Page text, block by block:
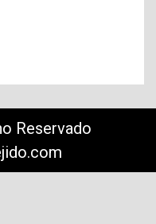
Reservado